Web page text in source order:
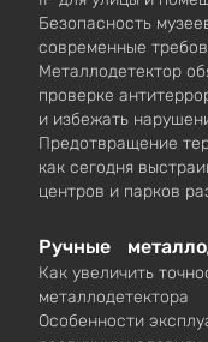
Безопасность
современные
Металлодетектор
проверке
и избежать
Предотвращение
как сегодня
центров и парков
Ручные
Как увеличить
металлодетектора
Особенности